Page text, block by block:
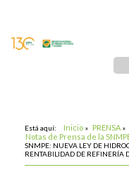
Está aquí: Inicio » PRENSA »
Notas de Prensa de la
SNMPE: NUEVA LEY DE
RENTABILIDAD DE REFINERÍA